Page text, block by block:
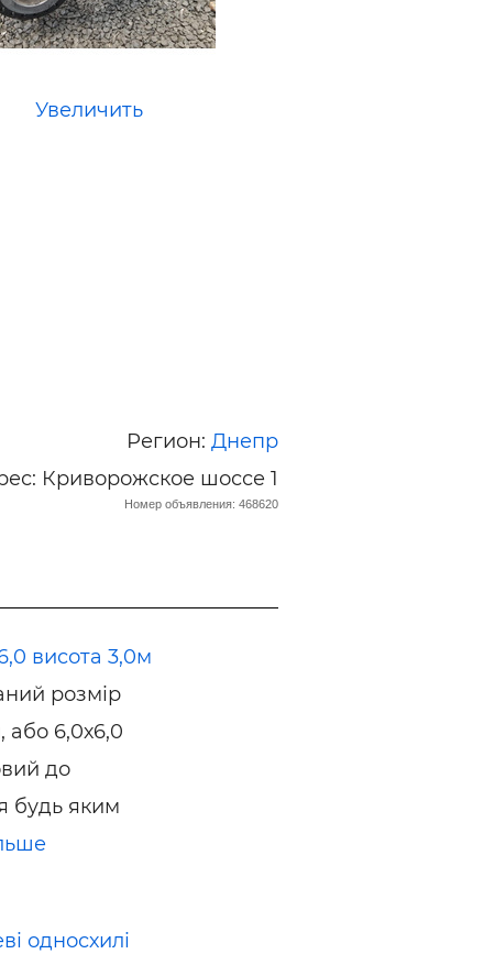
Кирпич, цемент, бетон,
щебень и др.
Увеличить
Регион: Днепр
Криворожское шоссе 1
Номер объявления: 468620
висота 3,0м
розмір
або 6,0х6,0
до
будь яким
односхилі